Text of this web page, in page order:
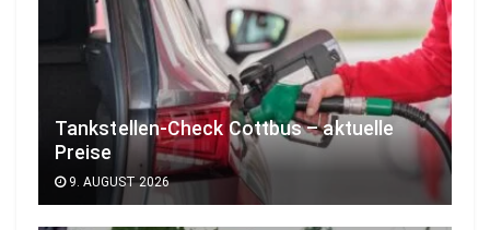
Tankstellen-Check Cottbus – aktuelle
Preise
9. AUGUST 2026